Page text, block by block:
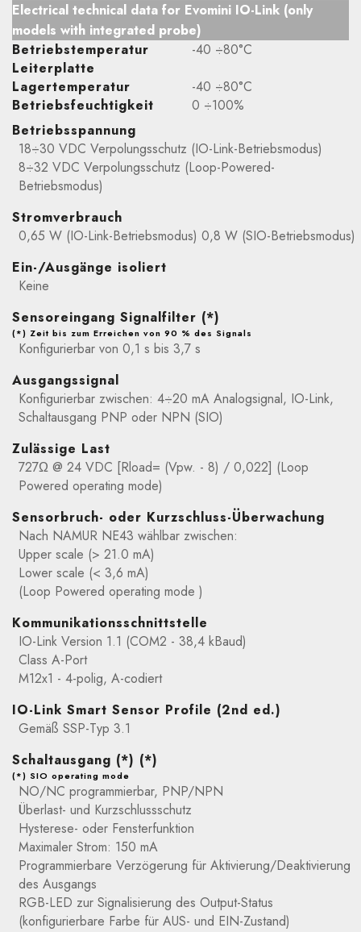
Electrical technical data for Evomini IO-Link (only
models with integrated probe)
Betriebstemperatur
Leiterplatte
-40 ÷80°C
Lagertemperatur
-40 ÷80°C
Betriebsfeuchtigkeit
0 ÷100%
Betriebsspannung
18÷30 VDC Verpolungsschutz (IO-Link-Betriebsmodus)
8÷32 VDC Verpolungsschutz (Loop-Powered-
Betriebsmodus)
Stromverbrauch
0,65 W (IO-Link-Betriebsmodus) 0,8 W (SIO-Betriebsmodus)
Ein-/Ausgänge isoliert
Keine
Sensoreingang Signalfilter (*)
(*) Zeit bis zum Erreichen von 90 % des Signals
Konfigurierbar von 0,1 s bis 3,7 s
Ausgangssignal
Konfigurierbar zwischen: 4÷20 mA Analogsignal, IO-Link,
Schaltausgang PNP oder NPN (SIO)
Zulässige Last
727Ω @ 24 VDC [Rload= (Vpw. - 8) / 0,022] (Loop
Powered operating mode)
Sensorbruch- oder Kurzschluss-Überwachung
Nach NAMUR NE43 wählbar zwischen:
Upper scale (> 21.0 mA)
Lower scale (< 3,6 mA)
(Loop Powered operating mode )
Kommunikationsschnittstelle
IO-Link Version 1.1 (COM2 - 38,4 kBaud)
Class A-Port
M12x1 - 4-polig, A-codiert
IO-Link Smart Sensor Profile (2nd ed.)
Gemäß SSP-Typ 3.1
Schaltausgang (*) (*)
(*) SIO operating mode
NO/NC programmierbar, PNP/NPN
Überlast- und Kurzschlussschutz
Hysterese- oder Fensterfunktion
Maximaler Strom: 150 mA
Programmierbare Verzögerung für Aktivierung/Deaktivierung
des Ausgangs
RGB-LED zur Signalisierung des Output-Status
(konfigurierbare Farbe für AUS- und EIN-Zustand)